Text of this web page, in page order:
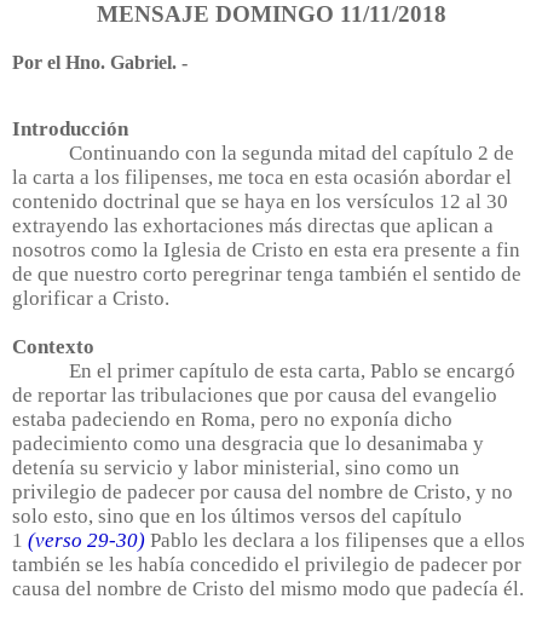
MENSAJE DOMINGO 11/11/2018
Por el Hno. Gabriel. -
Introducción
Continuando con la segunda mitad del capítulo 2 de
la carta a los filipenses, me toca en esta ocasión abordar el
contenido doctrinal que se haya en los versículos 12 al 30
extrayendo las exhortaciones más directas que aplican a
nosotros como la Iglesia de Cristo en esta era presente a fin
de que nuestro corto peregrinar tenga también el sentido de
glorificar a Cristo.
Contexto
En el primer capítulo de esta carta, Pablo se encargó
de reportar las tribulaciones que por causa del evangelio
estaba padeciendo en Roma, pero no exponía dicho
padecimiento como una desgracia que lo desanimaba y
detenía su servicio y labor ministerial, sino como un
privilegio de padecer por causa del nombre de Cristo, y no
solo esto, sino que en los últimos versos del capítulo
1 (verso 29-30) Pablo les declara a los filipenses que a ellos
también se les había concedido el privilegio de padecer por
causa del nombre de Cristo del mismo modo que padecía él.